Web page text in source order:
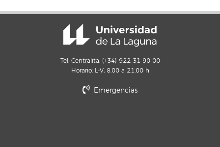
Tel. Centralita: (+34) 922 31 90 00
Horario: L-V, 8:00 a 21:00 h
Emergencias